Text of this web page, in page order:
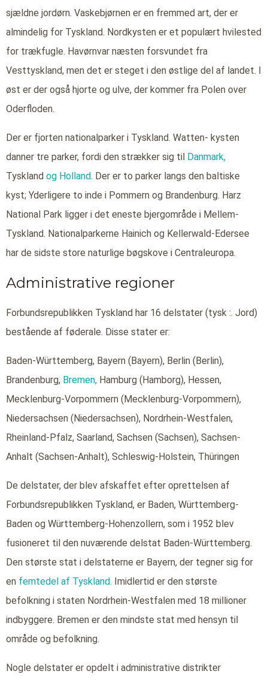
sjældne jordørn. Vaskebjørnen er en fremmed art, der er
almindelig for Tyskland. Nordkysten er et populært hvilested
for trækfugle. Havørnvar næsten forsvundet fra
Vesttyskland, men det er steget i den østlige del af landet. I
øst er der også hjorte og ulve, der kommer fra Polen over
Oderfloden.
Der er fjorten nationalparker i Tyskland. Watten- kysten
danner tre parker, fordi den strækker sig til Danmark,
Tyskland og Holland. Der er to parker langs den baltiske
kyst; Yderligere to inde i Pommern og Brandenburg. Harz
National Park ligger i det eneste bjergområde i Mellem-
Tyskland. Nationalparkerne Hainich og Kellerwald-Edersee
har de sidste store naturlige bøgskove i Centraleuropa.
Administrative regioner
Forbundsrepublikken Tyskland har 16 delstater (tysk :. Jord)
bestående af føderale. Disse stater er:
Baden-Württemberg, Bayern (Bayern), Berlin (Berlin),
Brandenburg, Bremen, Hamburg (Hamborg), Hessen,
Mecklenburg-Vorpommern (Mecklenburg-Vorpommern),
Niedersachsen (Niedersachsen), Nordrhein-Westfalen,
Rheinland-Pfalz, Saarland, Sachsen (Sachsen), Sachsen-
Anhalt (Sachsen-Anhalt), Schleswig-Holstein, Thüringen
De delstater, der blev afskaffet efter oprettelsen af
Forbundsrepublikken Tyskland, er Baden, Württemberg-
Baden og Württemberg-Hohenzollern, som i 1952 blev
fusioneret til den nuværende delstat Baden-Württemberg.
Den største stat i delstaterne er Bayern, der tegner sig for
en femtedel af Tyskland. Imidlertid er den største
befolkning i staten Nordrhein-Westfalen med 18 millioner
indbyggere. Bremen er den mindste stat med hensyn til
område og befolkning.
Nogle delstater er opdelt i administrative distrikter